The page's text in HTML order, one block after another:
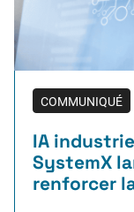
COMMUNIQUÉ
IA
SystemX
renforcer